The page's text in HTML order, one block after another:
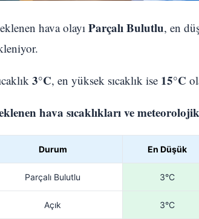
hava olayı Parçalı Bulutlu, en
3°C, en yüksek sıcaklık ise 15°C
hava sıcaklıkları ve
Durum En Düşük
Parçalı Bulutlu 3°C
Açık 3°C